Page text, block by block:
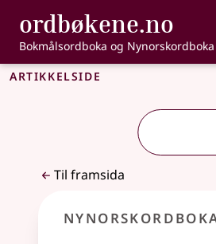
Gå til hovudinnhald
Tilgjenge
ordbøkene.no ,
Bokmålsordboka og Nynorskordboka
Artikkelside
Til framsida